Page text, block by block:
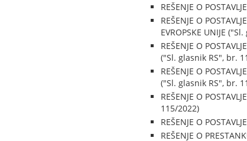
REŠENJE O
REŠENJE O
EVROPSKE UNIJE
REŠENJE O
("Sl. glasnik RS", br.
REŠENJE O
("Sl. glasnik RS", br.
REŠENJE O
115/2022)
REŠENJE O
REŠENJE O